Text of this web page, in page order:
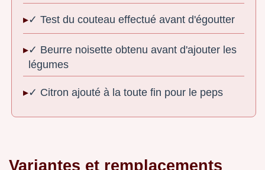
✓ Test du couteau effectué avant d'égoutter
✓ Beurre noisette obtenu avant d'ajouter les
légumes
✓ Citron ajouté à la toute fin pour le peps
Variantes et remplacements